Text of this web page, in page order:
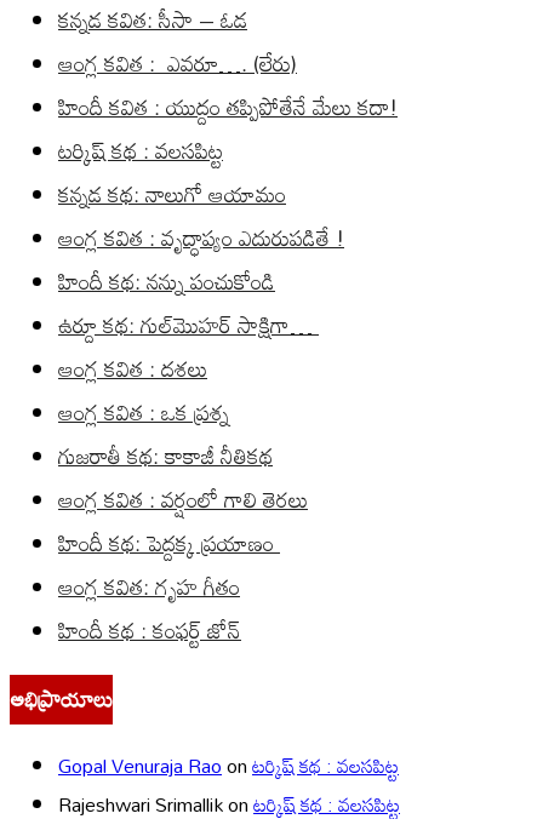
కన్నడ కవిత: సీసా – ఓడ
ఆంగ్ల కవిత : ఎవరూ…. (లేరు)
హిందీ కవిత : యుద్దం తప్పిపోతేనే మేలు కదా!
టర్కిష్ కథ : వలసపిట్ట
కన్నడ కథ: నాలుగో ఆయామం
ఆంగ్ల కవిత : వృద్ధాప్యం ఎదురుపడితే !
హిందీ కథ: నన్ను పంచుకోండి
ఉర్దూ కథ: గుల్‌మొహర్ సాక్షిగా…
ఆంగ్ల కవిత : దశలు
ఆంగ్ల కవిత : ఒక ప్రశ్న
గుజరాతీ కథ: కాకాజీ నీతికథ
ఆంగ్ల కవిత : వర్షంలో గాలి తెరలు
హిందీ కథ: పెద్దక్క ప్రయాణం
ఆంగ్ల కవిత: గృహ గీతం
హిందీ కథ : కంఫర్ట్ జోన్
అభిప్రాయాలు
Gopal Venuraja Raoonటర్కిష్ కథ : వలసపిట్ట
Rajeshwari Srimallikonటర్కిష్ కథ : వలసపిట్ట